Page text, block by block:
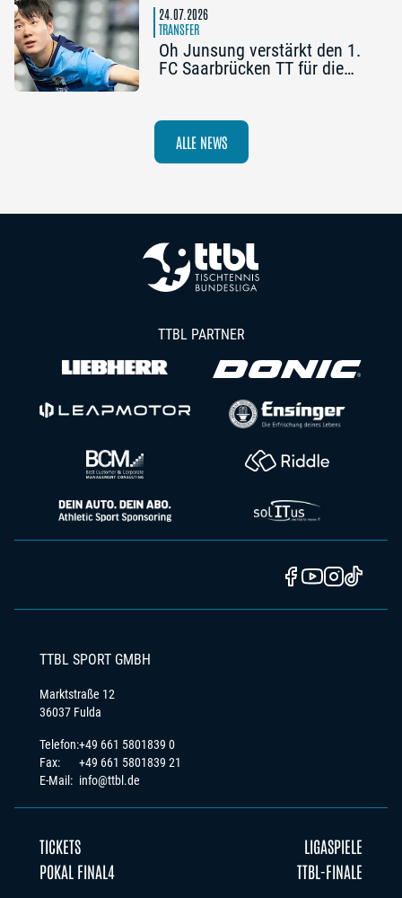
Königshofen): „Es kann viel
passieren“
24.07.2026
TRANSFER
Oh Junsung verstärkt den 1.
FC Saarbrücken TT für die
ALLE NEWS
TTBL PARTNER
TTBL SPORT GMBH
Marktstraße 12
36037 Fulda
Telefon:
Fax:
E-Mail:
+49 661 5801839 0
+49 661 5801839 21
info@ttbl.de
TICKETS
LIGASPIELE
POKAL FINAL4
TTBL-FINALE